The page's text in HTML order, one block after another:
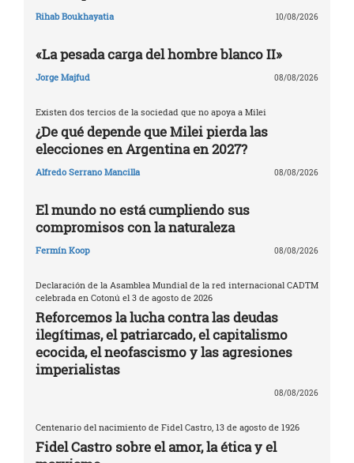
Rihab Boukhayatia 10/08/2026
«La pesada carga del hombre blanco II»
Jorge Majfud 08/08/2026
Existen dos tercios de la sociedad que no apoya a Milei
¿De qué depende que Milei pierda las
elecciones en Argentina en 2027?
Alfredo Serrano Mancilla 08/08/2026
El mundo no está cumpliendo sus
compromisos con la naturaleza
Fermín Koop 08/08/2026
Declaración de la Asamblea Mundial de la red internacional CADTM
celebrada en Cotonú el 3 de agosto de 2026
Reforcemos la lucha contra las deudas
ilegítimas, el patriarcado, el capitalismo
ecocida, el neofascismo y las agresiones
imperialistas
08/08/2026
Centenario del nacimiento de Fidel Castro, 13 de agosto de 1926
Fidel Castro sobre el amor, la ética y el